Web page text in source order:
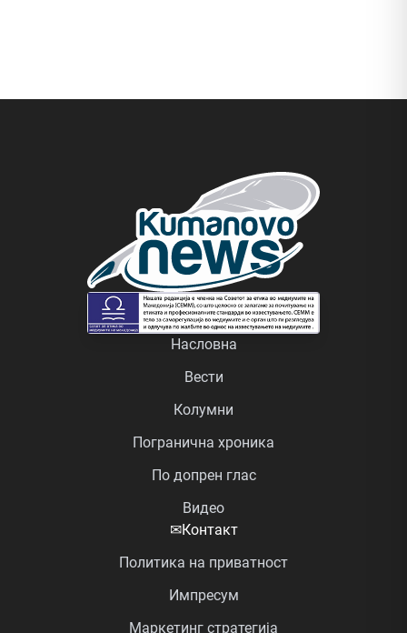
Насловна
Вести
Колумни
Погранична хроника
По допрен глас
Видео
✉Контакт
Политика на приватност
Импресум
Маркетинг стратегија